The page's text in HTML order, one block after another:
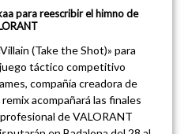
para reescribir el himno de
(Take the Shot)» para
táctico competitivo
compañía creadora de
acompañará las finales
de VALORANT